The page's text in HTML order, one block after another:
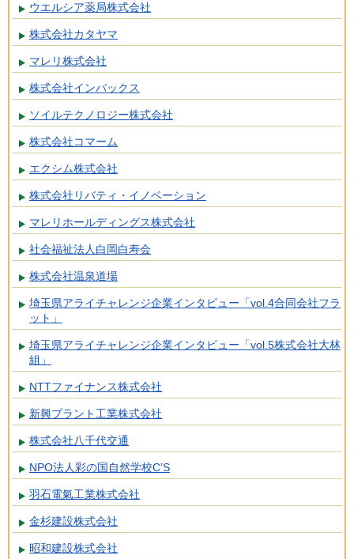
ウエルシア薬局株式会社
株式会社カタヤマ
マレリ株式会社
株式会社インバックス
ソイルテクノロジー株式会社
株式会社コマーム
エクシム株式会社
株式会社リバティ・イノベーション
マレリホールディングス株式会社
社会福祉法人白岡白寿会
株式会社温泉道場
埼玉県アライチャレンジ企業インタビュー「vol.4合同会社フラ
ット」
埼玉県アライチャレンジ企業インタビュー「vol.5株式会社大林
組」
NTTファイナンス株式会社
新興プラント工業株式会社
株式会社八千代交通
NPO法人彩の国自然学校C’S
羽石電氣工業株式会社
金杉建設株式会社
昭和建設株式会社